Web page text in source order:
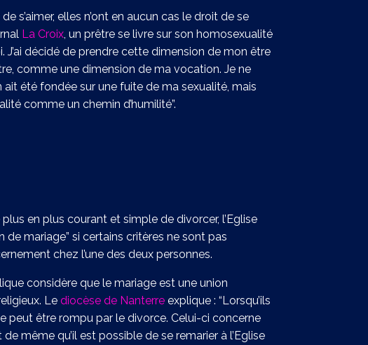
s’aimer, elles n’ont en aucun cas le droit de se
La Croix , un prêtre se livre sur son homosexualité
J’ai décidé de prendre cette dimension de mon être
comme une dimension de ma vocation. Je ne
été fondée sur une fuite de ma sexualité, mais
comme un chemin d’humilité”.
en plus courant et simple de divorcer, l’Eglise
mariage” si certains critères ne sont pas
chez l’une des deux personnes.
considère que le mariage est une union
Le diocèse de Nanterre explique : “Lorsqu’ils
peut être rompu par le divorce. Celui-ci concerne
même qu’il est possible de se remarier à l’Eglise